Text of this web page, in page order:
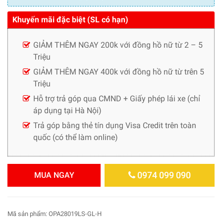
Khuyến mãi đặc biệt (SL có hạn)
GIẢM THÊM NGAY 200k với đồng hồ nữ từ 2 – 5
Triệu
GIẢM THÊM NGAY 400k với đồng hồ nữ từ trên 5
Triệu
Hỗ trợ trả góp qua CMND + Giấy phép lái xe (chỉ
áp dụng tại Hà Nội)
Trả góp bằng thẻ tín dụng Visa Credit trên toàn
quốc (có thể làm online)
MUA NGAY 0974 099 090
Mã sản phẩm: OPA28019LS-GL-H